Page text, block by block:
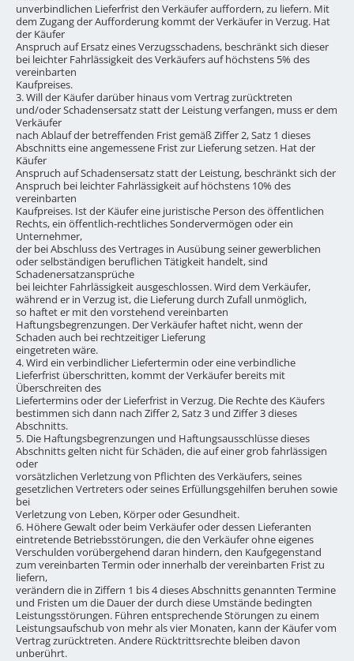
unverbindlichen Lieferfrist den Verkäufer auffordern, zu liefern. Mit
dem Zugang der Aufforderung kommt der Verkäufer in Verzug. Hat
der Käufer
Anspruch auf Ersatz eines Verzugsschadens, beschränkt sich dieser
bei leichter Fahrlässigkeit des Verkäufers auf höchstens 5% des
vereinbarten
Kaufpreises.
3. Will der Käufer darüber hinaus vom Vertrag zurücktreten
und/oder Schadensersatz statt der Leistung verfangen, muss er dem
Verkäufer
nach Ablauf der betreffenden Frist gemäß Ziffer 2, Satz 1 dieses
Abschnitts eine angemessene Frist zur Lieferung setzen. Hat der
Käufer
Anspruch auf Schadensersatz statt der Leistung, beschränkt sich der
Anspruch bei leichter Fahrlässigkeit auf höchstens 10% des
vereinbarten
Kaufpreises. Ist der Käufer eine juristische Person des öffentlichen
Rechts, ein öffentlich-rechtliches Sondervermögen oder ein
Unternehmer,
der bei Abschluss des Vertrages in Ausübung seiner gewerblichen
oder selbständigen beruflichen Tätigkeit handelt, sind
Schadenersatzansprüche
bei leichter Fahrlässigkeit ausgeschlossen. Wird dem Verkäufer,
während er in Verzug ist, die Lieferung durch Zufall unmöglich,
so haftet er mit den vorstehend vereinbarten
Haftungsbegrenzungen. Der Verkäufer haftet nicht, wenn der
Schaden auch bei rechtzeitiger Lieferung
eingetreten wäre.
4. Wird ein verbindlicher Liefertermin oder eine verbindliche
Lieferfrist überschritten, kommt der Verkäufer bereits mit
Überschreiten des
Liefertermins oder der Lieferfrist in Verzug. Die Rechte des Käufers
bestimmen sich dann nach Ziffer 2, Satz 3 und Ziffer 3 dieses
Abschnitts.
5. Die Haftungsbegrenzungen und Haftungsausschlüsse dieses
Abschnitts gelten nicht für Schäden, die auf einer grob fahrlässigen
oder
vorsätzlichen Verletzung von Pflichten des Verkäufers, seines
gesetzlichen Vertreters oder seines Erfüllungsgehilfen beruhen sowie
bei
Verletzung von Leben, Körper oder Gesundheit.
6. Höhere Gewalt oder beim Verkäufer oder dessen Lieferanten
eintretende Betriebsstörungen, die den Verkäufer ohne eigenes
Verschulden vorübergehend daran hindern, den Kaufgegenstand
zum vereinbarten Termin oder innerhalb der vereinbarten Frist zu
liefern,
verändern die in Ziffern 1 bis 4 dieses Abschnitts genannten Termine
und Fristen um die Dauer der durch diese Umstände bedingten
Leistungsstörungen. Führen entsprechende Störungen zu einem
Leistungsaufschub von mehr als vier Monaten, kann der Käufer vom
Vertrag zurücktreten. Andere Rücktrittsrechte bleiben davon
unberührt.